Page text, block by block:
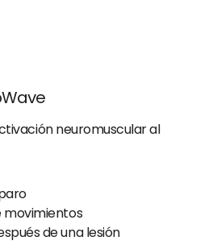
neuromuscular al
movimientos
de una lesión